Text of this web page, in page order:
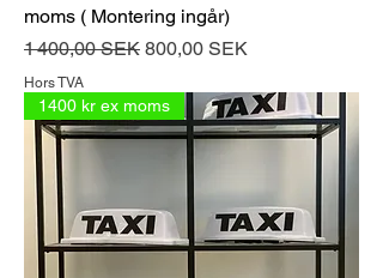
moms ( Montering ingår)
Prix original
1 400,00 SEK Prix promotionnel
800,00 SEK
Hors TVA
1400 kr ex moms